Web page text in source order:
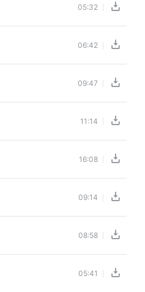
05:32
06:42
09:47
11:14
16:08
09:14
08:58
05:41